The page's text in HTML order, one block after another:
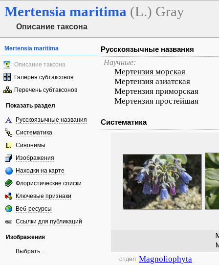
Mertensia maritima (L.) Gray
Описание таксона
Mertensia maritima
Описание таксона
Галерея субтаксонов
Перечень субтаксонов
Показать раздел
Русскоязычные названия
Систематика
Синонимы
Изображения
Находки на карте
Флористические списки
Ключевые признаки
Веб-ресурсы
Ссылки для публикаций
Изображения
Выбрать...
Русскоязычные названия
Научные:
Мертензия морская
Мертензия азиатская
Мертензия приморская
Мертензия простейшая
Систематика
отдел Magnoliophyta